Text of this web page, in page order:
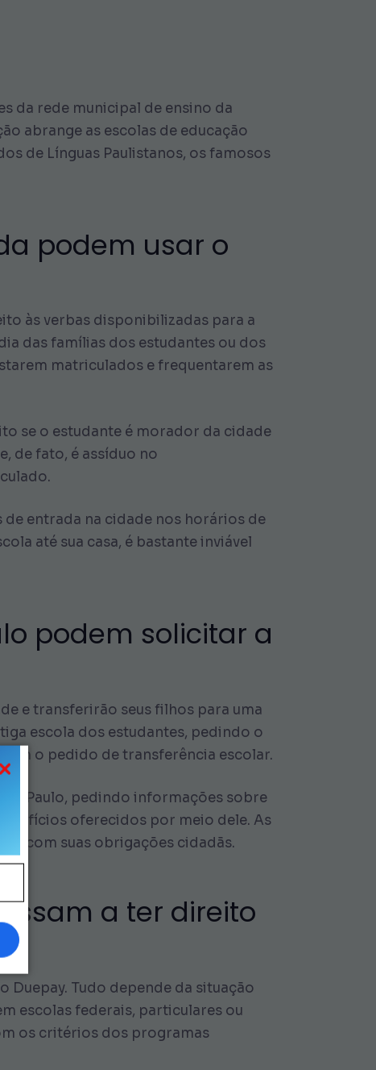
da rede municipal de ensino da
abrange as escolas de educação
de Línguas Paulistanos, os famosos
podem usar o
às verbas disponibilizadas para a
das famílias dos estudantes ou dos
matriculados e frequentarem as
se o estudante é morador da cidade
de fato, é assíduo no
entrada na cidade nos horários de
até sua casa, é bastante inviável
podem solicitar a
e transferirão seus filhos para uma
escola dos estudantes, pedindo o
o pedido de transferência escolar.
Paulo, pedindo informações sobre
oferecidos por meio dele. As
com suas obrigações cidadãs.
a ter direito
Duepay. Tudo depende da situação
escolas federais, particulares ou
os critérios dos programas